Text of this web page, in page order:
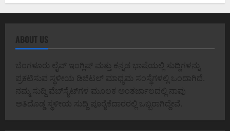
ABOUT US
ಬೆಂಗಳೂರು ಲೈವ್ ಇಂಗ್ಲಿಷ್ ಮತ್ತು ಕನ್ನಡ ಭಾಷೆಯಲ್ಲಿ ಸುದ್ದಿಗಳನ್ನು
ಪ್ರಕಟಿಸುವ ಸ್ಥಳೀಯ ಡಿಜಿಟಲ್ ಮಾಧ್ಯಮ ಸಂಸ್ಥೆಗಳಲ್ಲಿ ಒಂದಾಗಿದೆ.
ನಮ್ಮ ಸುದ್ದಿ ವೆಬ್‌ಸೈಟ್‌ಗಳ ಮೂಲಕ ಅಂತರ್ಜಾಲದಲ್ಲಿ ನಾವು
ಅತಿದೊಡ್ಡ ಸ್ಥಳೀಯ ಸುದ್ದಿ ಪೂರೈಕೆದಾರರಲ್ಲಿ ಒಬ್ಬರಾಗಿದ್ದೇವೆ.